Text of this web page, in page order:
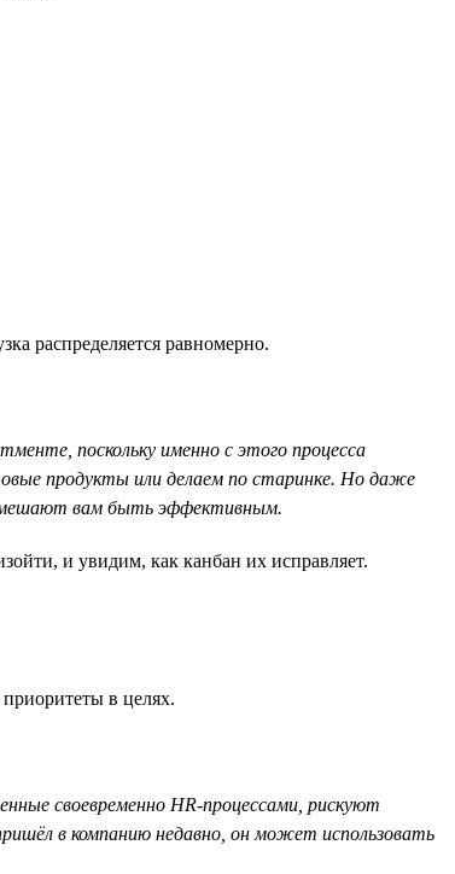
распределяется равномерно.
поскольку именно с этого процесса
продукты или делаем по старинке. Но даже
мешают вам быть эффективным.
и увидим, как канбан их исправляет.
в целях.
своевременно HR-процессами, рискуют
в компанию недавно, он может использовать